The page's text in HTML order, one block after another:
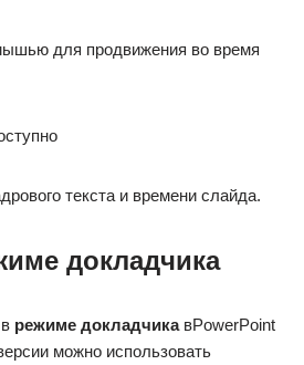
для продвижения во время
текста и времени слайда.
докладчика
режиме докладчикавPowerPoint
можно использовать